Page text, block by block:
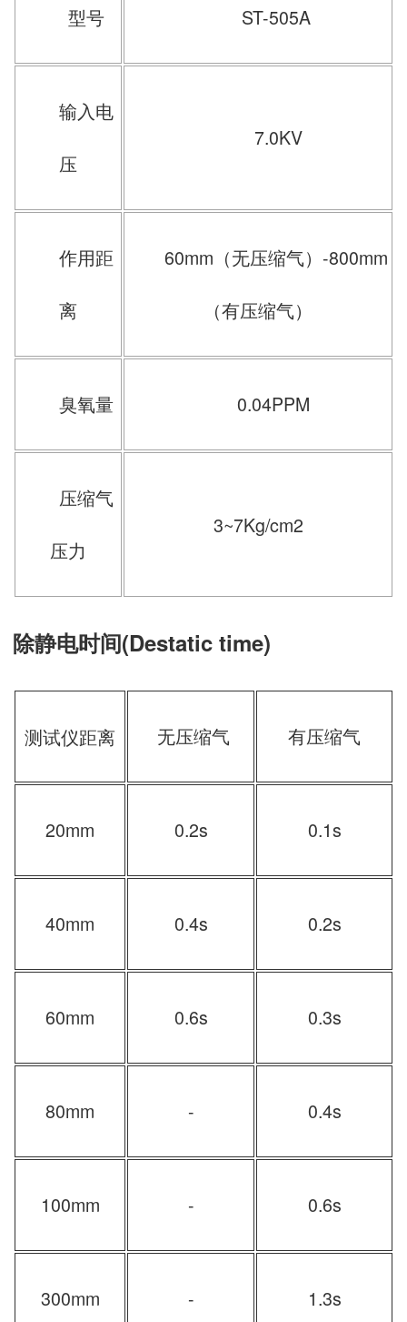
型号 ST-505A
输入电
压
7.0KV
作用距
离
60mm（无压缩气）-800mm
（有压缩气）
臭氧量 0.04PPM
压缩气
压力
3~7Kg/cm2
除静电时间(Destatic time)
测试仪距离 无压缩气 有压缩气
20mm 0.2s 0.1s
40mm 0.4s 0.2s
60mm 0.6s 0.3s
80mm - 0.4s
100mm - 0.6s
300mm - 1.3s